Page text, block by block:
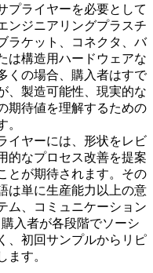
プライヤーを必要として
ンジニアリングプラスチ
ラケット、コネクタ、バ
は構造用ハードウェアな
くの場合、購入者はすで
、製造可能性、現実的な
期待値を理解するための
。
イヤーには、形状をレビ
的なプロセス改善を提案
とが期待されます。その
は単に生産能力以上の意
ム、コミュニケーション
入者が各段階でソーシ
、初回サンプルからリピ
ます。